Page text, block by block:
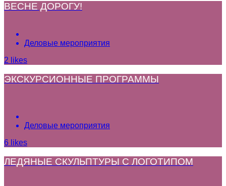
ВЕСНЕ ДОРОГУ!
Деловые мероприятия
2 likes
ЭКСКУРСИОННЫЕ ПРОГРАММЫ
Деловые мероприятия
6 likes
ЛЕДЯНЫЕ СКУЛЬПТУРЫ С ЛОГОТИПОМ